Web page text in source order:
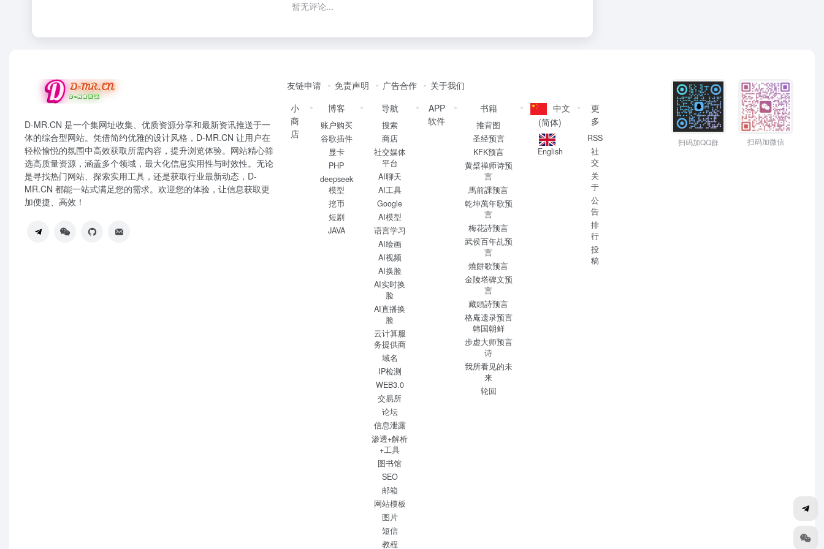
暂无评论...
D-MR.CN 是一个集网址收集、优质资源分享和最新资讯推送于一
体的综合型网站。凭借简约优雅的设计风格，D-MR.CN 让用户在
轻松愉悦的氛围中高效获取所需内容，提升浏览体验。网站精心筛
选高质量资源，涵盖多个领域，最大化信息实用性与时效性。无论
是寻找热门网站、探索实用工具，还是获取行业最新动态，D-
MR.CN 都能一站式满足您的需求。欢迎您的体验，让信息获取更
加便捷、高效！
友链申请 免责声明 广告合作
关于我们
小
商
店
博客
账户购买
谷歌插件
显卡
PHP
deepseek
模型
挖币
短剧
JAVA
导航
搜索
商店
社交媒体
平台
AI聊天
AI工具
Google
AI模型
语言学习
AI绘画
AI视频
AI换脸
AI实时换
脸
AI直播换
脸
云计算服
务提供商
域名
IP检测
WEB3.0
交易所
论坛
信息泄露
渗透+解析
+工具
图书馆
SEO
邮箱
网站模板
图片
短信
教程
APP
软件
书籍
推背图
圣经预言
KFK预言
黄檗禅师诗预
言
馬前課预言
乾坤萬年歌预
言
梅花詩预言
武侯百年乩预
言
燒餅歌预言
金陵塔碑文预
言
藏頭詩预言
格庵遗录预言
韩国朝鲜
步虚大师预言
诗
我所看见的未
来
轮回
中文
(简体)
English
更
多
RSS
社
交
关
于
公
告
排
行
投
稿
扫码加QQ群 扫码加微信